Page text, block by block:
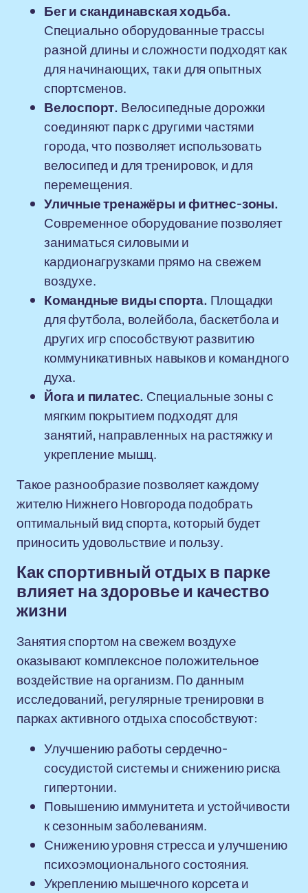
Бег и скандинавская ходьба.
Специально оборудованные трассы
разной длины и сложности подходят как
для начинающих, так и для опытных
спортсменов.
Велоспорт. Велосипедные дорожки
соединяют парк с другими частями
города, что позволяет использовать
велосипед и для тренировок, и для
перемещения.
Уличные тренажёры и фитнес-зоны.
Современное оборудование позволяет
заниматься силовыми и
кардионагрузками прямо на свежем
воздухе.
Командные виды спорта. Площадки
для футбола, волейбола, баскетбола и
других игр способствуют развитию
коммуникативных навыков и командного
духа.
Йога и пилатес. Специальные зоны с
мягким покрытием подходят для
занятий, направленных на растяжку и
укрепление мышц.
Такое разнообразие позволяет каждому
жителю Нижнего Новгорода подобрать
оптимальный вид спорта, который будет
приносить удовольствие и пользу.
Как спортивный отдых в парке
влияет на здоровье и качество
жизни
Занятия спортом на свежем воздухе
оказывают комплексное положительное
воздействие на организм. По данным
исследований, регулярные тренировки в
парках активного отдыха способствуют:
Улучшению работы сердечно-
сосудистой системы и снижению риска
гипертонии.
Повышению иммунитета и устойчивости
к сезонным заболеваниям.
Снижению уровня стресса и улучшению
психоэмоционального состояния.
Укреплению мышечного корсета и